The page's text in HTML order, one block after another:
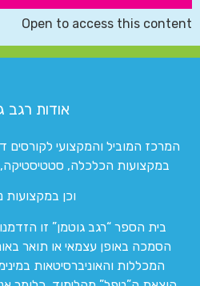
Open to access this content
אודות רגב
במקצועות הכלכלה,
וכן במקצועות
בית הספר “רגב גוטמן” זו
הסמכה באופן עצמאי או תואר
המכללות והאוניברסיטאות